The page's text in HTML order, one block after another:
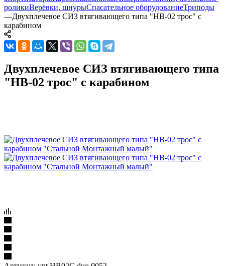
роликиВерёвки, шнурыСпасательное оборудованиеТриподы
—Двухплечевое СИЗ втягивающего типа "НВ-02 трос" с
карабином
Двухплечевое СИЗ втягивающего типа
"НВ-02 трос" с карабином